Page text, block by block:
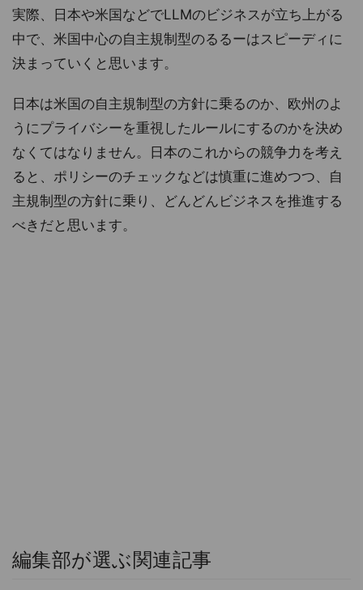
実際、日本や米国などでLLMのビジネスが立ち上がる
中で、米国中心の自主規制型のるるーはスピーディに
決まっていくと思います。
日本は米国の自主規制型の方針に乗るのか、欧州のよ
うにプライバシーを重視したルールにするのかを決め
なくてはなりません。日本のこれからの競争力を考え
ると、ポリシーのチェックなどは慎重に進めつつ、自
主規制型の方針に乗り、どんどんビジネスを推進する
べきだと思います。
編集部が選ぶ関連記事